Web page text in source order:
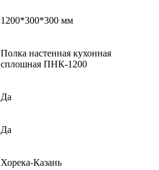
1200*300*300 мм
Полка настенная кухонная
сплошная ПНК-1200
Да
Да
Хорека-Казань